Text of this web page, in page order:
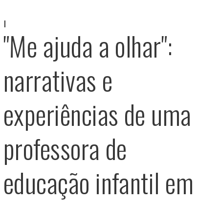
"Me ajuda a olhar":
narrativas e
experiências de uma
professora de
educação infantil em